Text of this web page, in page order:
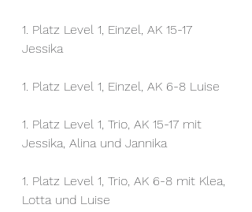
1. Platz Level 1, Einzel, AK 15-17
Jessika
1. Platz Level 1, Einzel, AK 6-8 Luise
1. Platz Level 1, Trio, AK 15-17 mit
Jessika, Alina und Jannika
1. Platz Level 1, Trio, AK 6-8 mit Klea,
Lotta und Luise